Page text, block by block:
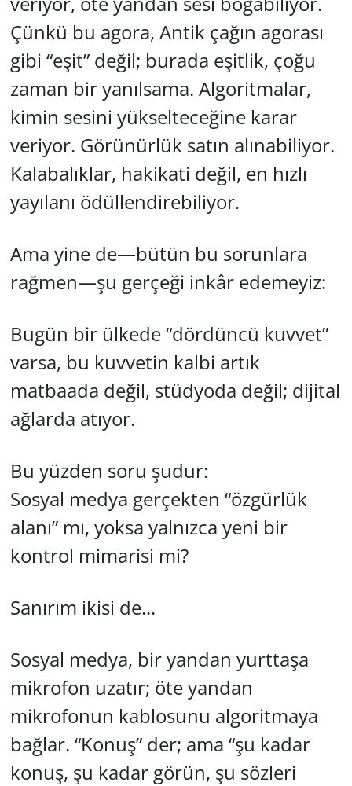
Çünkü bu agora, Antik çağın agorası
gibi “eşit” değil; burada eşitlik, çoğu
zaman bir yanılsama. Algoritmalar,
kimin sesini yükselteceğine karar
veriyor. Görünürlük satın alınabiliyor.
Kalabalıklar, hakikati değil, en hızlı
yayılanı ödüllendirebiliyor.
Ama yine de—bütün bu sorunlara
rağmen—şu gerçeği inkâr edemeyiz:
Bugün bir ülkede “dördüncü kuvvet”
varsa, bu kuvvetin kalbi artık
matbaada değil, stüdyoda değil; dijital
ağlarda atıyor.
Bu yüzden soru şudur:
Sosyal medya gerçekten “özgürlük
alanı” mı, yoksa yalnızca yeni bir
kontrol mimarisi mi?
Sanırım ikisi de...
Sosyal medya, bir yandan yurttaşa
mikrofon uzatır; öte yandan
mikrofonun kablosunu algoritmaya
bağlar. “Konuş” der; ama “şu kadar
konuş, şu kadar görün, şu sözleri